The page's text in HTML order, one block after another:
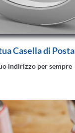
Casella di Posta
indirizzo per sempre